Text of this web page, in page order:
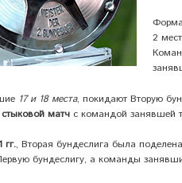
2
17 и 18 места, покидают Вторую
стыковой матч с командой занявшей
гг., Вторая бундеслига была
бундеслигу, а команды